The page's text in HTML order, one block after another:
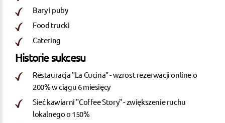
Bary i puby
Food trucki
Catering
Historie sukcesu
Restauracja "La Cucina" - wzrost rezerwacji online o
200% w ciągu 6 miesięcy
Sieć kawiarni "Coffee Story" - zwiększenie ruchu
lokalnego o 150%